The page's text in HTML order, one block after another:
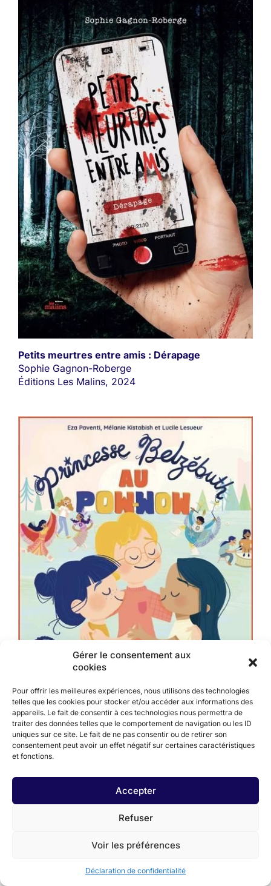
Gérer le consentement aux
cookies
Pour offrir les meilleures expériences, nous utilisons des technologies
telles que les cookies pour stocker et/ou accéder aux informations des
appareils. Le fait de consentir à ces technologies nous permettra de
traiter des données telles que le comportement de navigation ou les ID
uniques sur ce site. Le fait de ne pas consentir ou de retirer son
consentement peut avoir un effet négatif sur certaines caractéristiques
et fonctions.
Accepter
Refuser
Voir les préférences
Déclaration de confidentialité
Petits meurtres entre amis : Dérapage
Sophie Gagnon-Roberge
Éditions Les Malins, 2024
Princesse Belzébuth au pow-wow
Eza Paventi, Mélanie Kistabish et Lucile Lesueur
Éditions Les Malins, 2024